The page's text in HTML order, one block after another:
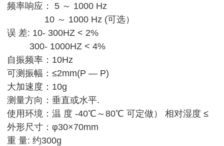
频率响应： 5 ～ 1000 Hz
10 ～ 1000 Hz (可选）
误 差: 10- 300HZ < 2%
300- 1000HZ < 4%
自振频率：10Hz
可测振幅：≤2mm(P — P)
大加速度：10g
测量方向：垂直或水平.
使用环境：温 度 -40℃～80℃ 可定做） 相对湿度 ≤
外形尺寸：φ30×70mm
重 量: 约300g